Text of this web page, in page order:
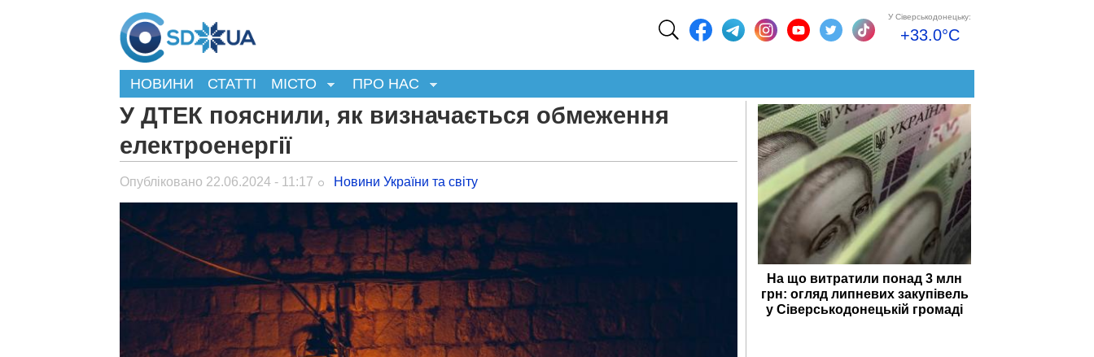
У Сіверськодонецьку:
+33.0°C
НОВИНИ СТАТТІ МІСТО ПРО НАС
У ДТЕК пояснили, як визначається обмеження
електроенергії
Опубліковано 22.06.2024 - 11:17 Новини України та світу
На що витратили понад 3 млн
грн: огляд липневих закупівель
у Сіверськодонецькій громаді